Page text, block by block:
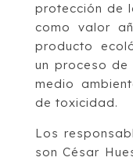
protección de
como valor
producto
un proceso de
medio
de toxicidad.
Los
son César